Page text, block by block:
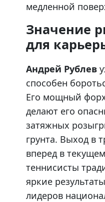
медленной
Значение
для
Андрей Рублев
способен
Его мощный
делают его
затяжных
грунта. Выход в
вперед в
теннисисты
яркие
лидеров